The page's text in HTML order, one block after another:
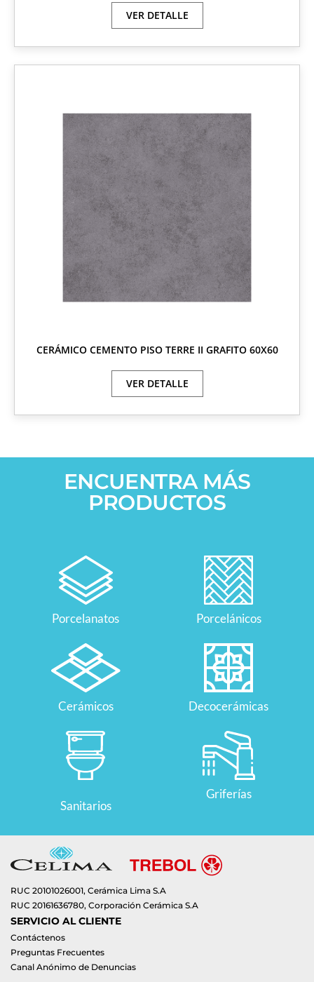
VER DETALLE
CERÁMICO CEMENTO PISO TERRE II GRAFITO 60X60
VER DETALLE
ENCUENTRA MÁS
PRODUCTOS
Porcelanatos Porcelánicos
Cerámicos Decocerámicas
Sanitarios
Griferías
RUC 20101026001, Cerámica Lima S.A
RUC 20161636780, Corporación Cerámica S.A
SERVICIO AL CLIENTE
Contáctenos
Preguntas Frecuentes
Canal Anónimo de Denuncias